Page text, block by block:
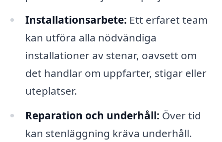
Installationsarbete: Ett erfaret team
kan utföra alla nödvändiga
installationer av stenar, oavsett om
det handlar om uppfarter, stigar eller
uteplatser.
Reparation och underhåll: Över tid
kan stenläggning kräva underhåll.